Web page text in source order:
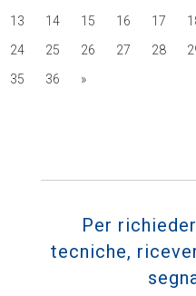
13
14 15 16 17
24
25 26 27 28
35
36 »
Per
tecniche,